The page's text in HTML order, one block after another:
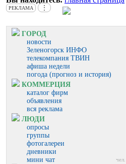
РЕКЛАМА ⋮
ГОРОД
новости
Зеленогорск ИНФО
телекомпания ТВИН
афиша недели
погода (прогноз и история)
КОММЕРЦИЯ
каталог фирм
объявления
вся реклама
ЛЮДИ
опросы
группы
фотогалереи
дневники
мини чат
чел.